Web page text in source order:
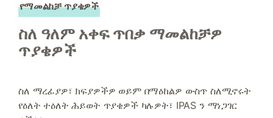
የማመልከቻ ጥያቄዎች
ስለ ዓለም አቀፍ ጥበቃ ማመልከቻዎ
ጥያቄዎች
ስለ ማረፊያዎ፣ ክፍያዎችዎ ወይም በማዕከልዎ ውስጥ ስለሚኖሩት
የዕለት ተዕለት ሕይወት ጥያቄዎች ካሉዎት፣ IPAS ን ማነጋገር